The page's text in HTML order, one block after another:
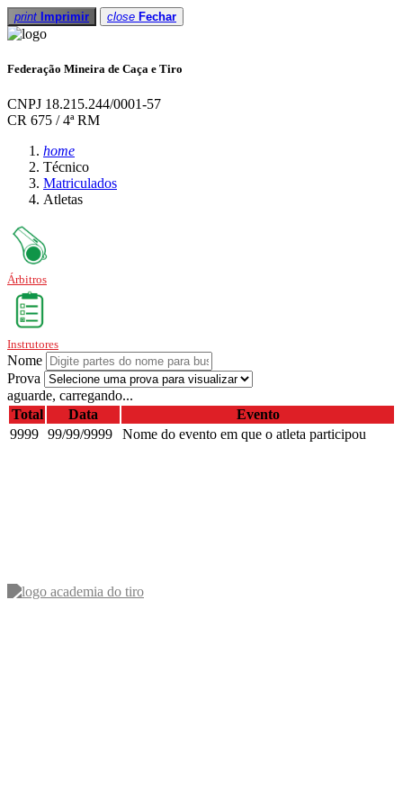
print Imprimir close Fechar
Federação Mineira de Caça e Tiro
CNPJ 18.215.244/0001-57
CR 675 / 4ª RM
home
Técnico
Matriculados
Atletas
Árbitros
Instrutores
Nome
Prova
aguarde, carregando...
Total
Data
Evento
9999 99/99/9999 Nome do evento em que o atleta participou